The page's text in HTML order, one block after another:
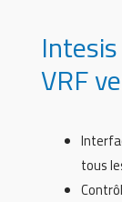
VRF
tous